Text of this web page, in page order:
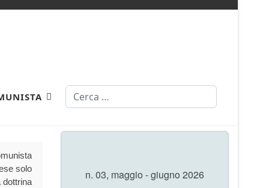
Cerca
solo
dottrina
n. 03, maggio - giugno 2026